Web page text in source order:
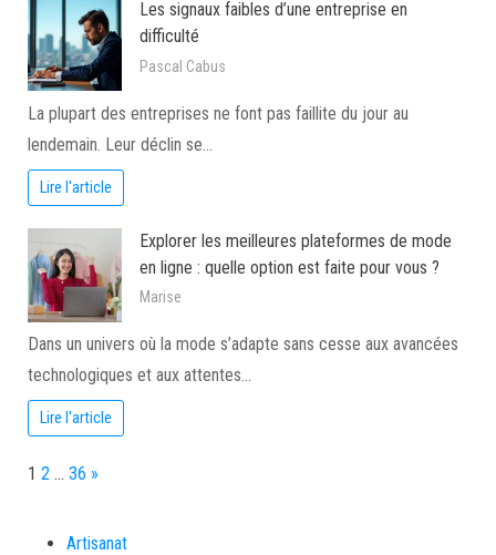
Les signaux faibles d’une entreprise en
difficulté
Pascal Cabus
La plupart des entreprises ne font pas faillite du jour au
lendemain. Leur déclin se…
Lire l'article
Explorer les meilleures plateformes de mode
en ligne : quelle option est faite pour vous ?
Marise
Dans un univers où la mode s’adapte sans cesse aux avancées
technologiques et aux attentes…
Lire l'article
Page:
1 2 … 36 Next
»
Artisanat